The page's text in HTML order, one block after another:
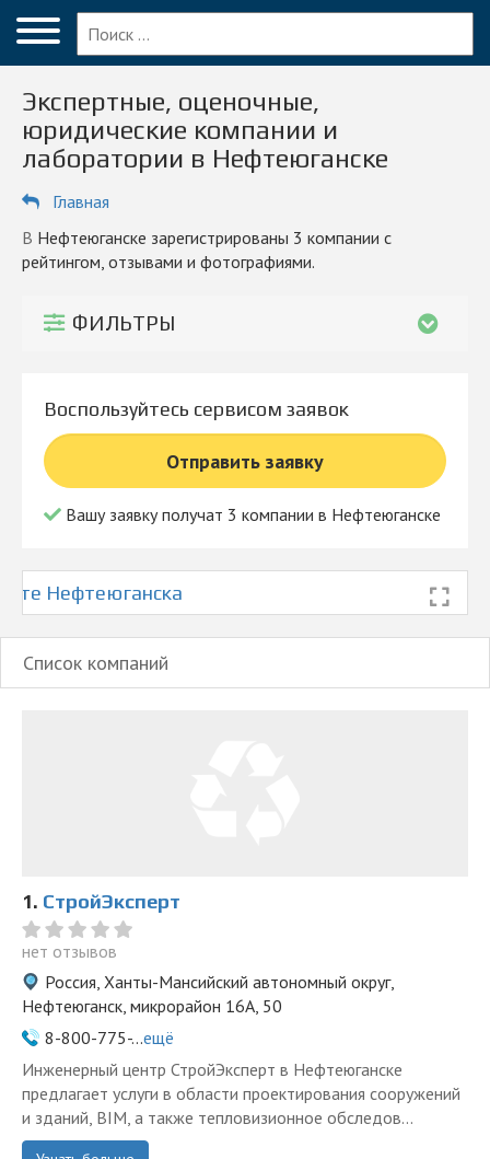
Меню
Главная
Вопрос эксперту
Нефтеюганск
ПОЛЬЗОВАТЕЛЯМ
Компании
КОМПАНИЯМ
© 2026 Все права защищены
Экспертные, оценочные,
юридические компании и
лаборатории в Нефтеюганске
Главная
в Нефтеюганске зарегистрированы 3 компании с
рейтингом, отзывами и фотографиями.
ФИЛЬТРЫ
Воспользуйтесь сервисом заявок
Отправить заявку
Вашу заявку получат 3 компании в Нефтеюганске
Нефтеюганска
Список компаний
1. СтройЭксперт
нет отзывов
Россия, Ханты-Мансийский автономный округ,
Нефтеюганск, микрорайон 16А, 50
8-800-775-...ещё
Инженерный центр СтройЭксперт в Нефтеюганске
предлагает услуги в области проектирования сооружений
и зданий, BIM, а также тепловизионное обследов...